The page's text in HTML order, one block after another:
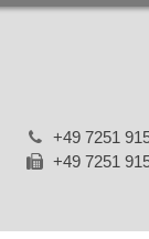
+49 7251
+49 7251